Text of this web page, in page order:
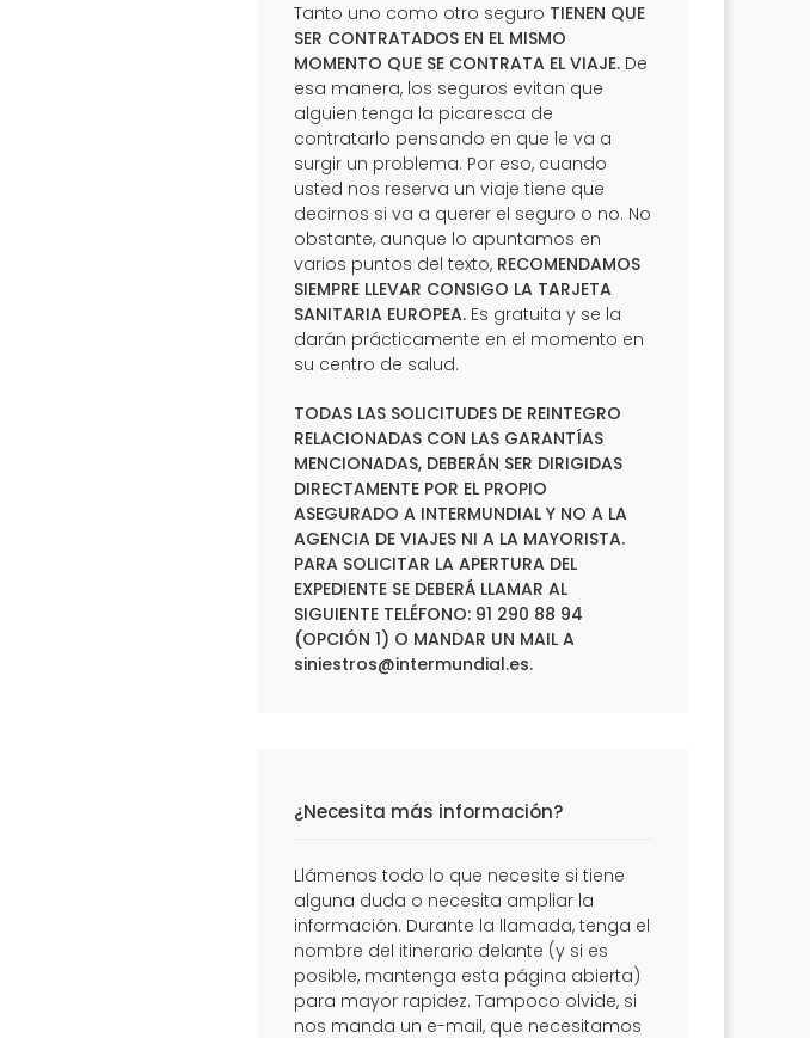
Tanto uno como otro seguro TIENEN QUE
SER CONTRATADOS EN EL MISMO
MOMENTO QUE SE CONTRATA EL VIAJE. De
esa manera, los seguros evitan que
alguien tenga la picaresca de
contratarlo pensando en que le va a
surgir un problema. Por eso, cuando
usted nos reserva un viaje tiene que
decirnos si va a querer el seguro o no. No
obstante, aunque lo apuntamos en
varios puntos del texto, RECOMENDAMOS
SIEMPRE LLEVAR CONSIGO LA TARJETA
SANITARIA EUROPEA. Es gratuita y se la
darán prácticamente en el momento en
su centro de salud.
TODAS LAS SOLICITUDES DE REINTEGRO
RELACIONADAS CON LAS GARANTÍAS
MENCIONADAS, DEBERÁN SER DIRIGIDAS
DIRECTAMENTE POR EL PROPIO
ASEGURADO A INTERMUNDIAL Y NO A LA
AGENCIA DE VIAJES NI A LA MAYORISTA.
PARA SOLICITAR LA APERTURA DEL
EXPEDIENTE SE DEBERÁ LLAMAR AL
SIGUIENTE TELÉFONO: 91 290 88 94
(OPCIÓN 1) O MANDAR UN MAIL A
siniestros@intermundial.es.
¿Necesita más información?
Llámenos todo lo que necesite si tiene
alguna duda o necesita ampliar la
información. Durante la llamada, tenga el
nombre del itinerario delante (y si es
posible, mantenga esta página abierta)
para mayor rapidez. Tampoco olvide, si
nos manda un e-mail, que necesitamos